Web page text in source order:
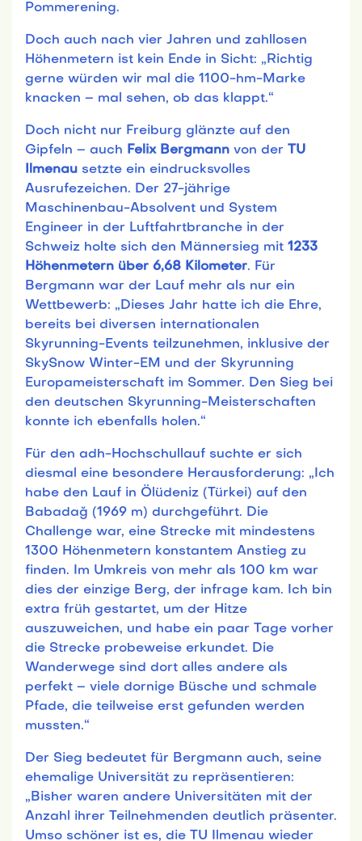
Pommerening.
Doch auch nach vier Jahren und zahllosen
Höhenmetern ist kein Ende in Sicht: „Richtig
gerne würden wir mal die 1100-hm-Marke
knacken – mal sehen, ob das klappt.“
Doch nicht nur Freiburg glänzte auf den
Gipfeln – auch Felix Bergmann von der
TU
Ilmenau setzte ein eindrucksvolles
Ausrufezeichen. Der 27-jährige
Maschinenbau-Absolvent und System
Engineer in der Luftfahrtbranche in der
Schweiz holte sich den Männersieg mit 1233
Höhenmetern über 6,68 Kilometer. Für
Bergmann war der Lauf mehr als nur ein
Wettbewerb: „Dieses Jahr hatte ich die Ehre,
bereits bei diversen internationalen
Skyrunning-Events teilzunehmen, inklusive der
SkySnow Winter-EM und der Skyrunning
Europameisterschaft im Sommer. Den Sieg bei
den deutschen Skyrunning-Meisterschaften
konnte ich ebenfalls holen.“
Für den adh-Hochschullauf suchte er sich
diesmal eine besondere Herausforderung: „Ich
habe den Lauf in Ölüdeniz (Türkei) auf den
Babadağ (1969 m) durchgeführt. Die
Challenge war, eine Strecke mit mindestens
1300 Höhenmetern konstantem Anstieg zu
finden. Im Umkreis von mehr als 100 km war
dies der einzige Berg, der infrage kam. Ich bin
extra früh gestartet, um der Hitze
auszuweichen, und habe ein paar Tage vorher
die Strecke probeweise erkundet. Die
Wanderwege sind dort alles andere als
perfekt – viele dornige Büsche und schmale
Pfade, die teilweise erst gefunden werden
mussten.“
Der Sieg bedeutet für Bergmann auch, seine
ehemalige Universität zu repräsentieren:
„Bisher waren andere Universitäten mit der
Anzahl ihrer Teilnehmenden deutlich präsenter.
Umso schöner ist es, die TU Ilmenau wieder